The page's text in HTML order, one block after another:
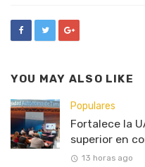
YOU MAY ALSO LIKE
Populares
Fortalece la
superior en
13 horas ago